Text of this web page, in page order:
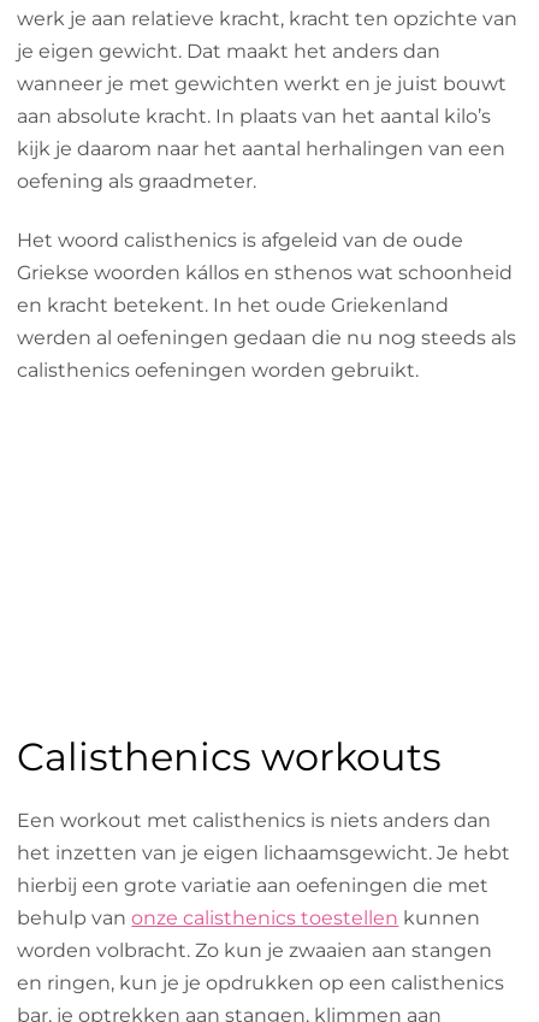
werk je aan relatieve kracht, kracht ten opzichte van
je eigen gewicht. Dat maakt het anders dan
wanneer je met gewichten werkt en je juist bouwt
aan absolute kracht. In plaats van het aantal kilo’s
kijk je daarom naar het aantal herhalingen van een
oefening als graadmeter.
Het woord calisthenics is afgeleid van de oude
Griekse woorden kállos en sthenos wat schoonheid
en kracht betekent. In het oude Griekenland
werden al oefeningen gedaan die nu nog steeds als
calisthenics oefeningen worden gebruikt.
Calisthenics workouts
Een workout met calisthenics is niets anders dan
het inzetten van je eigen lichaamsgewicht. Je hebt
hierbij een grote variatie aan oefeningen die met
behulp vanonze calisthenics toestellen kunnen
worden volbracht. Zo kun je zwaaien aan stangen
en ringen, kun je je opdrukken op een calisthenics
bar, je optrekken aan stangen, klimmen aan